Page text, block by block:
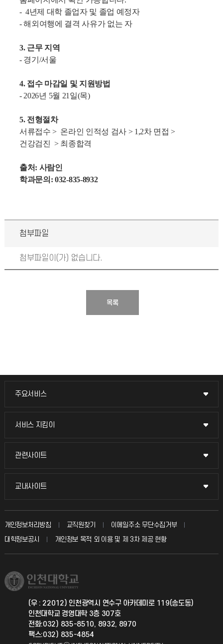
- 4년제 대학 졸업자 및 졸업 예정자
-해외여행에 결격 사유가 없는 자
3. 근무 지역
- 경기/서울
4. 접수 마감일 및 지원방법
- 2026년 5월 21 일(목)
5. 전형절차
서류접수 > 온라인 인적성 검사 > 1,2차 면접 >
건강검진 > 최종합격
출처: 사람인
학과문의 : 032-835-8932
첨부파일
첨부파일이(가) 없습니다.
목록
주요서비스
주요서비스
교무회의방송
입학안내
취업정보(학생)
서비스 지킴이
서비스 지킴이
묻고 답하기
칭찬마당
학생서비스 지킴이
관련사이트
관련사이트
국방헬프콜
총동문회
교내사이트
교내사이트
교수회
교육혁신본부
국제지원과
공자아카데미
기초교육원
개인정보처리방침 교직원찾기
이메일주소 무단수집거부
대학정보공시
개인정보 목적 외 이용 및 제 3차 제공 현황
(우 : 22012) 인천광역시 연수구 아카데미로 119(송도동)
인천대학교 경영대학 3층 307호
전화:032) 835-8510, 8932, 8970
팩스:032) 835-4854